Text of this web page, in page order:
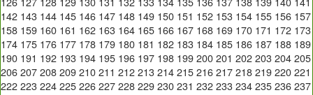
142 143 144 145 146 147 148 149 150 151 152 153 154 155 156 157
158 159 160 161 162 163 164 165 166 167 168 169 170 171 172 173
174 175 176 177 178 179 180 181 182 183 184 185 186 187 188 189
190 191 192 193 194 195 196 197 198 199 200 201 202 203 204 205
206 207 208 209 210 211 212 213 214 215 216 217 218 219 220 221
222 223 224 225 226 227 228 229 230 231 232 233 234 235 236 237